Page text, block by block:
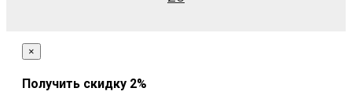
×
Получить скидку 2%